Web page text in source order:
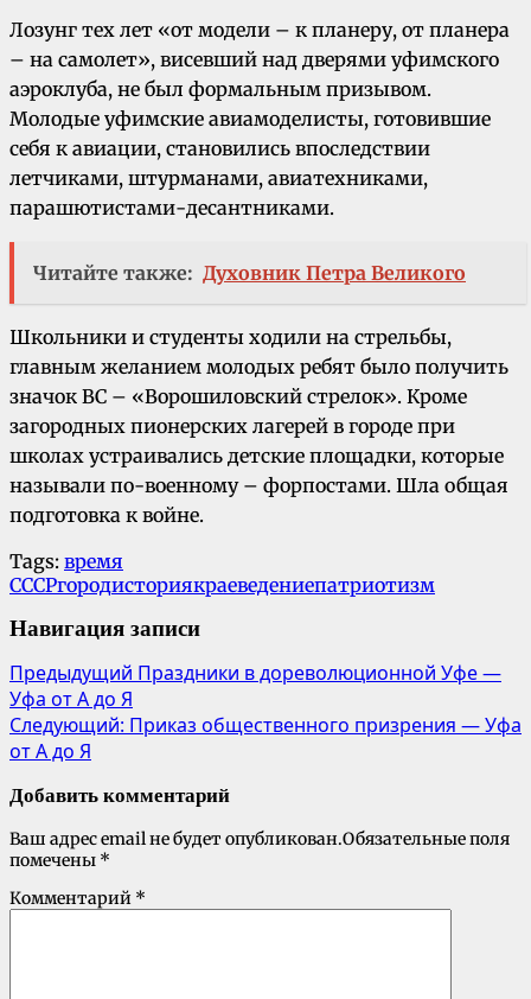
Лозунг тех лет «от модели – к планеру, от планера
– на самолет», висевший над дверями уфимского
аэроклуба, не был формальным призывом.
Молодые уфимские авиамоделисты, готовившие
себя к авиации, становились впоследствии
летчиками, штурманами, авиатехниками,
парашютистами-десантниками.
Читайте также: Духовник Петра Великого
Школьники и студенты ходили на стрельбы,
главным желанием молодых ребят было получить
значок ВС – «Ворошиловский стрелок». Кроме
загородных пионерских лагерей в городе при
школах устраивались детские площадки, которые
называли по-военному – форпостами. Шла общая
подготовка к войне.
Tags: время
СССРгородисториякраеведениепатриотизм
Навигация записи
Предыдущий Праздники в дореволюционной Уфе —
Уфа от А до Я
Следующий: Приказ общественного призрения — Уфа
от А до Я
Добавить комментарий
Ваш адрес email не будет опубликован.Обязательные поля
помечены *
Комментарий *